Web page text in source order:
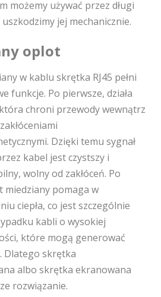
możemy używać przez długi
jej mechanicznie.
oplot
w kablu skrętka RJ45 pełni
funkcje. Po pierwsze, działa
chroni przewody wewnątrz
Dzięki temu sygnał
kabel jest czystszy i
wolny od zakłóceń. Po
miedziany pomaga w
ciepła, co jest szczególnie
kabli o wysokiej
które mogą generować
Dlatego skrętka
albo skrętka ekranowana
rozwiązanie.